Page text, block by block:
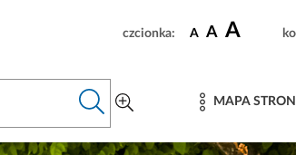
czcionka: A A A
MAPA